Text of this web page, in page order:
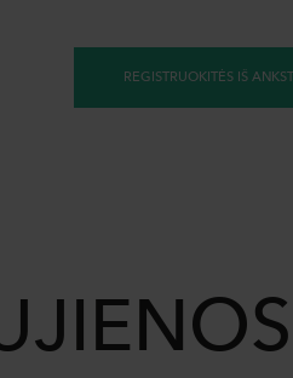
REGISTRUOKITĖS IŠ